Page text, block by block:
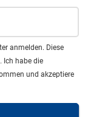
anmelden. Diese
Ich habe die
und akzeptiere